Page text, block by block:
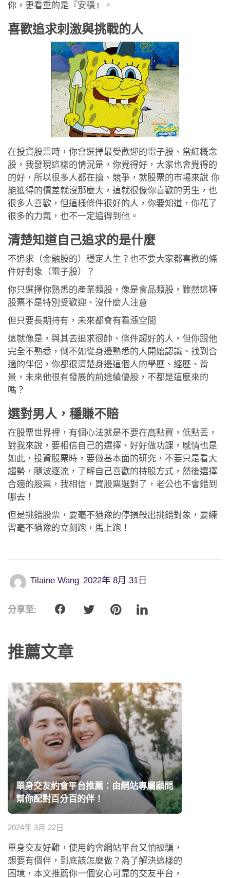
你，更看重的是『安穩』。
喜歡追求刺激與挑戰的人
在投資股票時，你會選擇最受歡迎的電子股、當紅概念
股，我發現這樣的情況是，你覺得好，大家也會覺得的
的好，所以很多人都在搶、競爭，就股票的市場來說 你
能獲得的價差就沒那麼大，這就很像你喜歡的男生，也
很多人喜歡，但這樣條件很好的人，你要知道，你花了
很多的力氣，也不一定追得到他。
清楚知道自己追求的是什麼
不追求（金融股的）穩定人生？也不要大家都喜歡的條
件好對象（電子股）？
你只選擇你熟悉的產業類股，像是食品類股，雖然這種
股票不是特別受歡迎、沒什麼人注意
但只要長期持有，未來都會有看漲空間
這就像是，與其去追求很帥、條件超好的人，但你跟他
完全不熟悉，倒不如從身邊熟悉的人開始認識、找到合
適的伴侶，你都很清楚身邊這個人的學歷、經歷、背
景，未來他很有發展的前途績優股，不都是這麼來的
嗎？
選對男人，穩賺不賠
在股票世界裡，有個心法就是不要在高點買，低點丟，
對我來說，要相信自己的選擇、好好做功課，感情也是
如此，投資股票時，要做基本面的研究，不要只是看大
趨勢，隨波逐流，了解自己喜歡的持股方式，然後選擇
合適的股票，我相信，買股票選對了，老公也不會錯到
哪去！
但是挑錯股票，要毫不猶豫的停損殺出挑錯對象，要練
習毫不猶豫的立刻跑，馬上跑！
Tilaine Wang 2022年 8月 31日
分享至:
推薦文章
單身交友約會平台推薦：由網站專屬顧問
幫你配對百分百的伴！
2024年 3月 22日
單身交友好難，使用約會網站平台又怕被騙，
想要有個伴，到底該怎麼做？為了解決這樣的
困境，本文推薦你一個安心可靠的交友平台，